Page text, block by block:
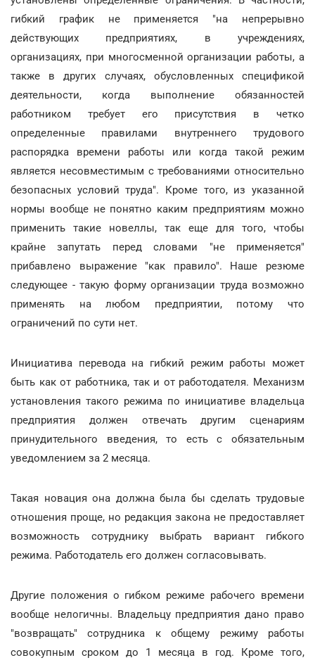
гибкий график не применяется "на непрерывно
действующих предприятиях, в учреждениях,
организациях, при многосменной организации работы, а
также в других случаях, обусловленных спецификой
деятельности, когда выполнение обязанностей
работником требует его присутствия в четко
определенные правилами внутреннего трудового
распорядка времени работы или когда такой режим
является несовместимым с требованиями относительно
безопасных условий труда". Кроме того, из указанной
нормы вообще не понятно каким предприятиям можно
применить такие новеллы, так еще для того, чтобы
крайне запутать перед словами "не применяется"
прибавлено выражение "как правило". Наше резюме
следующее - такую форму организации труда возможно
применять на любом предприятии, потому что
ограничений по сути нет.
Инициатива перевода на гибкий режим работы может
быть как от работника, так и от работодателя. Механизм
установления такого режима по инициативе владельца
предприятия должен отвечать другим сценариям
принудительного введения, то есть с обязательным
уведомлением за 2 месяца.
Такая новация она должна была бы сделать трудовые
отношения проще, но редакция закона не предоставляет
возможность сотруднику выбрать вариант гибкого
режима. Работодатель его должен согласовывать.
Другие положения о гибком режиме рабочего времени
вообще нелогичны. Владельцу предприятия дано право
"возвращать" сотрудника к общему режиму работы
совокупным сроком до 1 месяца в год. Кроме того,